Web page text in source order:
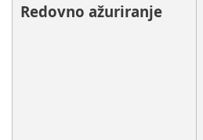
Redovno ažuriranje